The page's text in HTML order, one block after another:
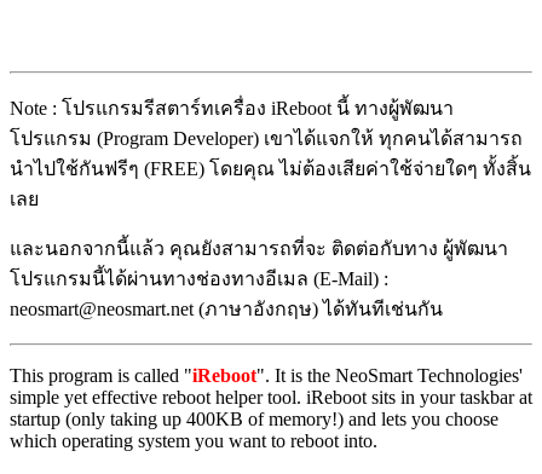
Note : โปรแกรมรีสตาร์ทเครื่อง iReboot นี้ ทางผู้พัฒนา
โปรแกรม (Program Developer) เขาได้แจกให้ ทุกคนได้สามารถ
นำไปใช้กันฟรีๆ (FREE) โดยคุณ ไม่ต้องเสียค่าใช้จ่ายใดๆ ทั้งสิ้น
เลย
และนอกจากนี้แล้ว คุณยังสามารถที่จะ ติดต่อกับทาง ผู้พัฒนา
โปรแกรมนี้ได้ผ่านทางช่องทางอีเมล (E-Mail) :
neosmart@neosmart.net (ภาษาอังกฤษ) ได้ทันทีเช่นกัน
This program is called "iReboot". It is the NeoSmart Technologies'
simple yet effective reboot helper tool. iReboot sits in your taskbar at
startup (only taking up 400KB of memory!) and lets you choose
which operating system you want to reboot into.